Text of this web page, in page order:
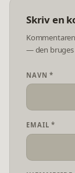
Skriv en
— den bruges
NAVN *
EMAIL *